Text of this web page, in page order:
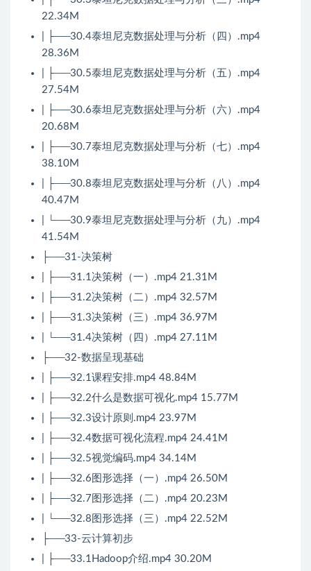
22.34M
| ├──30.4泰坦尼克数据处理与分析（四）.mp4
28.36M
| ├──30.5泰坦尼克数据处理与分析（五）.mp4
27.54M
| ├──30.6泰坦尼克数据处理与分析（六）.mp4
20.68M
| ├──30.7泰坦尼克数据处理与分析（七）.mp4
38.10M
| ├──30.8泰坦尼克数据处理与分析（八）.mp4
40.47M
| └──30.9泰坦尼克数据处理与分析（九）.mp4
41.54M
├──31-决策树
| ├──31.1决策树（一）.mp4 21.31M
| ├──31.2决策树（二）.mp4 32.57M
| ├──31.3决策树（三）.mp4 36.97M
| └──31.4决策树（四）.mp4 27.11M
├──32-数据呈现基础
| ├──32.1课程安排.mp4 48.84M
| ├──32.2什么是数据可视化.mp4 15.77M
| ├──32.3设计原则.mp4 23.97M
| ├──32.4数据可视化流程.mp4 24.41M
| ├──32.5视觉编码.mp4 34.14M
| ├──32.6图形选择（一）.mp4 26.50M
| ├──32.7图形选择（二）.mp4 20.23M
| └──32.8图形选择（三）.mp4 22.52M
├──33-云计算初步
| ├──33.1Hadoop介绍.mp4 30.20M